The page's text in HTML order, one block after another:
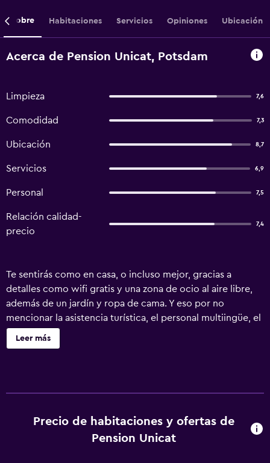
Sobre Habitaciones Servicios Opiniones Ubicación
Acerca de Pension Unicat, Potsdam
Limpieza 7,6
Comodidad 7,3
Ubicación 8,7
Servicios 6,9
Personal 7,5
Relación calidad-
precio
7,4
Te sentirás como en casa, o incluso mejor, gracias a
detalles como wifi gratis y una zona de ocio al aire libre,
además de un jardín y ropa de cama. Y eso por no
mencionar la asistencia turística, el personal multiingüe, el
servicio de limpieza y la consigna de equipaje.
Leer más
Precio de habitaciones y ofertas de
Pension Unicat